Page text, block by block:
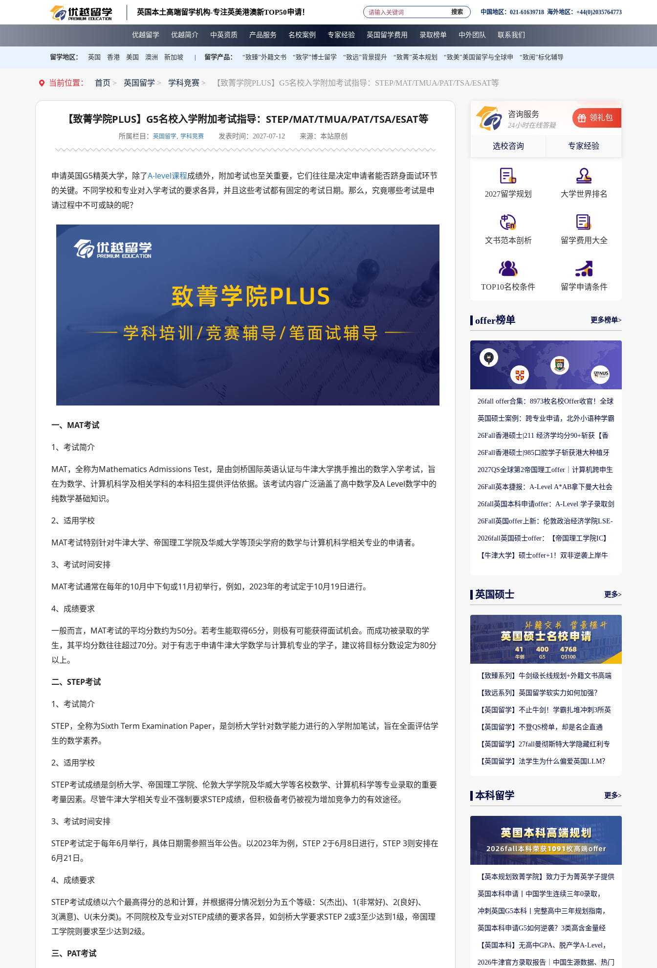
英国本土高端留学机构-专注英美港澳新TOP50申请！ 中国地区：021-61639718 海外地区：+44(0)2035764773
搜索
优越留学 优越简介 中英资质 产品服务 名校案例 专家经验 英国留学费用 录取榜单 中外团队 联系我们
留学地区： 英国 香港 美国 澳洲 新加坡 留学产品： “致臻”外籍文书 “致学”博士留学 “致远”背景提升 “致菁”英本规划 “致美”美国留学与全球申 “致阅”标化辅导
当前位置： 首页 > 英国留学 > 学科竞赛 > 【致菁学院PLUS】G5名校入学附加考试指导：STEP/MAT/TMUA/PAT/TSA/ESAT等
【致菁学院PLUS】G5名校入学附加考试指导：STEP/MAT/TMUA/PAT/TSA/ESAT等
所属栏目： 英国留学, 学科竞赛 发表时间：2027-07-12 来源：本站原创
申请英国G5精英大学，除了A-level课程成绩外，附加考试也至关重要，它们往往是决定申请者能否跻身面试环节
的关键。不同学校和专业对入学考试的要求各异，并且这些考试都有固定的考试日期。那么，究竟哪些考试是申
请过程中不可或缺的呢？
一、MAT考试
1、考试简介
MAT，全称为Mathematics Admissions Test，是由剑桥国际英语认证与牛津大学携手推出的数学入学考试，旨
在为数学、计算机科学及相关学科的本科招生提供评估依据。该考试内容广泛涵盖了高中数学及A Level数学中的
纯数学基础知识。
2、适用学校
MAT考试特别针对牛津大学、帝国理工学院及华威大学等顶尖学府的数学与计算机科学相关专业的申请者。
3、考试时间安排
MAT考试通常在每年的10月中下旬或11月初举行，例如，2023年的考试定于10月19日进行。
4、成绩要求
一般而言，MAT考试的平均分数约为50分。若考生能取得65分，则极有可能获得面试机会。而成功被录取的学
生，其平均分数往往超过70分。对于有志于申请牛津大学数学与计算机专业的学子，建议将目标分数设定为80分
以上。
二、STEP考试
1、考试简介
STEP，全称为Sixth Term Examination Paper，是剑桥大学针对数学能力进行的入学附加笔试，旨在全面评估学
生的数学素养。
2、适用学校
STEP考试成绩是剑桥大学、帝国理工学院、伦敦大学学院及华威大学等名校数学、计算机科学等专业录取的重要
考量因素。尽管牛津大学相关专业不强制要求STEP成绩，但积极备考仍被视为增加竞争力的有效途径。
3、考试时间安排
STEP考试定于每年6月举行，具体日期需参照当年公告。以2023年为例，STEP 2于6月8日进行，STEP 3则安排在
6月21日。
4、成绩要求
STEP考试成绩以六个最高得分的总和计算，并根据得分情况划分为五个等级：S(杰出)、1(非常好)、2(良好)、
3(满意)、U(未分类)。不同院校及专业对STEP成绩的要求各异，如剑桥大学要求STEP 2或3至少达到1级，帝国理
工学院则要求至少达到2级。
三、PAT考试
咨询服务
24小时在线答疑
选校咨询 专家经验
领礼包
2027留学规划 大学世界排名
文书范本剖析 留学费用大全
TOP10名校条件 留学申请条件
offer榜单 更多榜单>
26fall offer合集：8973枚名校Offer收官！全球
英国硕士案例：跨专业申请，北外小语种学霸
26Fall香港硕士|211 经济学均分90+斩获【香
26Fall香港硕士|985口腔学子斩获港大种植牙
2027QS全球第2帝国理工offer｜计算机跨申生
26Fall英本捷报：A-Level A*AB拿下曼大社会
26fall英国本科申请offer：A-Level 学子录取剑
26Fall英国offer上新：伦敦政治经济学院LSE-
2026fall英国硕士offer：【帝国理工学院IC】
【牛津大学】硕士offer+1！双非逆袭上岸牛
英国硕士 更多>
【致臻系列】牛剑级长线规划+外籍文书高端
【致远系列】英国留学软实力如何加强？
【英国留学】不止牛剑！学霸扎堆冲刺3所英
【英国留学】不登QS榜单，却是名企直通
【英国留学】27fall曼彻斯特大学隐藏红利专
【英国留学】法学生为什么偏爱英国LLM？
本科留学 更多>
【英本规划致菁学院】致力于为菁英学子提供
英国本科申请丨中国学生连续三年0录取，
冲刺英国G5本科丨完整高中三年规划指南，
英国本科申请G5如何逆袭？3类高含金量经
【英国本科】无高中GPA、脱产学A-Level，
2026牛津官方录取报告｜中国生源数据、热门